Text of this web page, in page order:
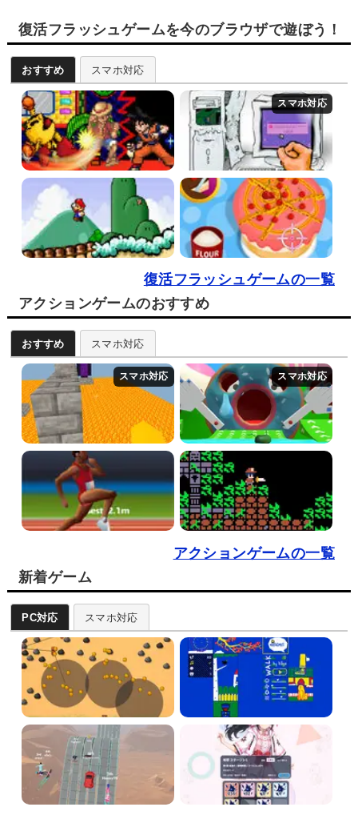
復活フラッシュゲームを今のブラウザで遊ぼう！
おすすめ スマホ対応
復活フラッシュゲームの一覧
アクションゲームのおすすめ
おすすめ スマホ対応
アクションゲームの一覧
新着ゲーム
PC対応 スマホ対応